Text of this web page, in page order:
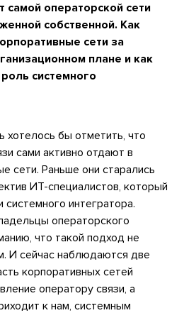
самой операторской сети
собственной. Как
сети за
плане и как
системного
хотелось бы отметить, что
сами активно отдают в
сети. Раньше они старались
ИТ-специалистов, который
интегратора.
операторского
что такой подход не
И сейчас наблюдаются две
корпоративных сетей
оператору связи, а
к нам, системным